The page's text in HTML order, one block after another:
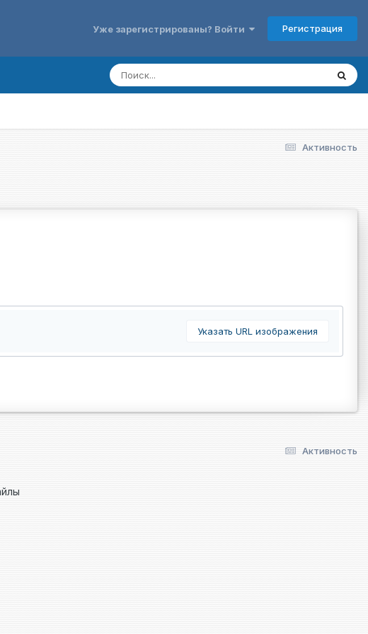
Уже зарегистрированы? Войти Регистрация
Активность
Указать URL изображения
Активность